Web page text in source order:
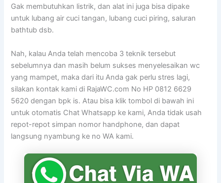
Gak membutuhkan listrik, dan alat ini juga bisa dipake
untuk lubang air cuci tangan, lubang cuci piring, saluran
bathtub dsb.
Nah, kalau Anda telah mencoba 3 teknik tersebut
sebelumnya dan masih belum sukses menyelesaikan wc
yang mampet, maka dari itu Anda gak perlu stres lagi,
silakan kontak kami di RajaWC.com No HP 0812 6629
5620 dengan bpk is. Atau bisa klik tombol di bawah ini
untuk otomatis Chat Whatsapp ke kami, Anda tidak usah
repot-repot simpan nomor handphone, dan dapat
langsung nyambung ke no WA kami.